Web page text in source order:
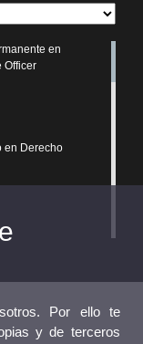
en
Officer
en Derecho
propio de la
Por ello te
y de terceros